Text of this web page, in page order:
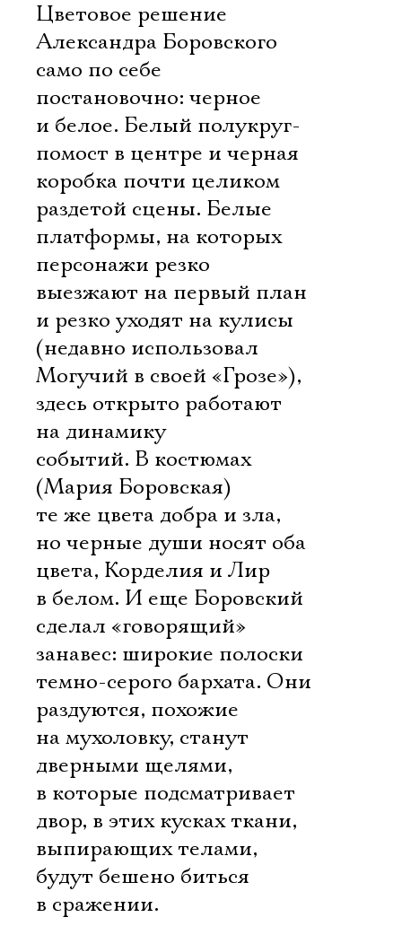
Цветовое решение
Александра Боровского
само по себе
постановочно: черное
и белое. Белый полукруг-
помост в центре и черная
коробка почти целиком
раздетой сцены. Белые
платформы, на которых
персонажи резко
выезжают на первый план
и резко уходят на кулисы
(недавно использовал
Могучий в своей «Грозе»),
здесь открыто работают
на динамику
событий. В костюмах
(Мария Боровская)
те же цвета добра и зла,
но черные души носят оба
цвета, Корделия и Лир
в белом. И еще Боровский
сделал «говорящий»
занавес: широкие полоски
темно-серого бархата. Они
раздуются, похожие
на мухоловку, станут
дверными щелями,
в которые подсматривает
двор, в этих кусках ткани,
выпирающих телами,
будут бешено биться
в сражении.